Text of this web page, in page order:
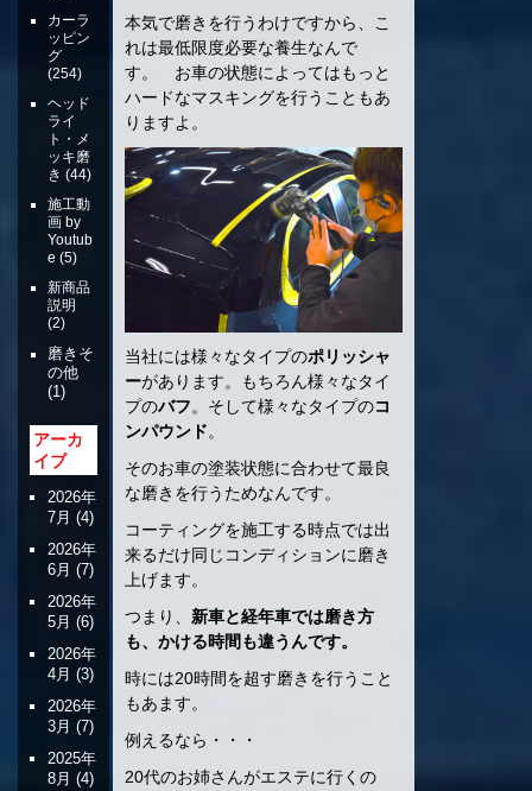
本気で磨きを行うわけですから、こ
れは最低限度必要な養生なんで
す。 お車の状態によってはもっと
ハードなマスキングを行うこともあ
りますよ。
当社には様々なタイプのポリッシャ
ーがあります。もちろん様々なタイ
プのバフ。そして様々なタイプのコ
ンパウンド。
そのお車の塗装状態に合わせて最良
な磨きを行うためなんです。
コーティングを施工する時点では出
来るだけ同じコンディションに磨き
上げます。
つまり、 新車と経年車では磨き方
も、かける時間も違うんです。
時には20時間を超す磨きを行うこと
もあます。
例えるなら・・・
20代のお姉さんがエステに行くの
カーラ
ッピン
グ
(254)
ヘッド
ライ
ト・メ
ッキ磨
き (44)
施工動
画 by
Youtub
e (5)
新商品
説明
(2)
磨きそ
の他
(1)
アーカ
イブ
2026年
7月 (4)
2026年
6月 (7)
2026年
5月 (6)
2026年
4月 (3)
2026年
3月 (7)
2025年
8月 (4)